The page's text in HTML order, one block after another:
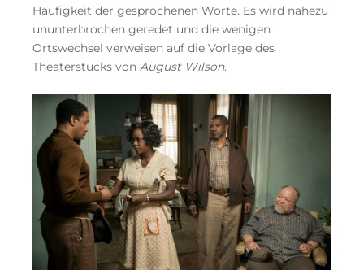
Häufigkeit der gesprochenen Worte. Es wird nahezu
ununterbrochen geredet und die wenigen
Ortswechsel verweisen auf die Vorlage des
Theaterstücks von August Wilson.